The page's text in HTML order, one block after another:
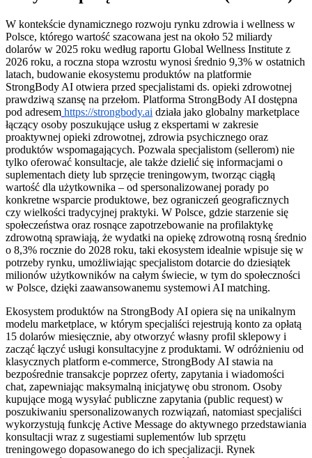
W kontekście dynamicznego rozwoju rynku zdrowia i wellness w
Polsce, którego wartość szacowana jest na około 52 miliardy
dolarów w 2025 roku według raportu Global Wellness Institute z
2026 roku, a roczna stopa wzrostu wynosi średnio 9,3% w ostatnich
latach, budowanie ekosystemu produktów na platformie
StrongBody AI otwiera przed specjalistami ds. opieki zdrowotnej
prawdziwą szansę na przełom. Platforma StrongBody AI dostępna
pod adresem https://strongbody.ai działa jako globalny marketplace
łączący osoby poszukujące usług z ekspertami w zakresie
proaktywnej opieki zdrowotnej, zdrowia psychicznego oraz
produktów wspomagających. Pozwala specjalistom (sellerom) nie
tylko oferować konsultacje, ale także dzielić się informacjami o
suplementach diety lub sprzęcie treningowym, tworząc ciągłą
wartość dla użytkownika – od spersonalizowanej porady po
konkretne wsparcie produktowe, bez ograniczeń geograficznych
czy wielkości tradycyjnej praktyki. W Polsce, gdzie starzenie się
społeczeństwa oraz rosnące zapotrzebowanie na profilaktykę
zdrowotną sprawiają, że wydatki na opiekę zdrowotną rosną średnio
o 8,3% rocznie do 2028 roku, taki ekosystem idealnie wpisuje się w
potrzeby rynku, umożliwiając specjalistom dotarcie do dziesiątek
milionów użytkowników na całym świecie, w tym do społeczności
w Polsce, dzięki zaawansowanemu systemowi AI matching.
Ekosystem produktów na StrongBody AI opiera się na unikalnym
modelu marketplace, w którym specjaliści rejestrują konto za opłatą
15 dolarów miesięcznie, aby otworzyć własny profil sklepowy i
zacząć łączyć usługi konsultacyjne z produktami. W odróżnieniu od
klasycznych platform e-commerce, StrongBody AI stawia na
bezpośrednie transakcje poprzez oferty, zapytania i wiadomości
chat, zapewniając maksymalną inicjatywę obu stronom. Osoby
kupujące mogą wysyłać publiczne zapytania (public request) w
poszukiwaniu spersonalizowanych rozwiązań, natomiast specjaliści
wykorzystują funkcję Active Message do aktywnego przedstawiania
konsultacji wraz z sugestiami suplementów lub sprzętu
treningowego dopasowanego do ich specjalizacji. Rynek